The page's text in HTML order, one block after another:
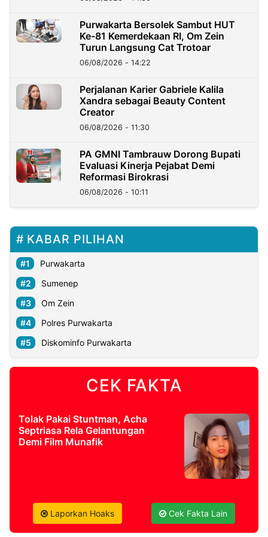
Purwakarta Bersolek Sambut HUT
Ke-81 Kemerdekaan RI, Om Zein
Turun Langsung Cat Trotoar
06/08/2026 - 14:22
Perjalanan Karier Gabriele Kalila
Xandra sebagai Beauty Content
Creator
06/08/2026 - 11:30
PA GMNI Tambrauw Dorong Bupati
Evaluasi Kinerja Pejabat Demi
Reformasi Birokrasi
06/08/2026 - 10:11
KABAR PILIHAN
Purwakarta
Sumenep
Om Zein
Polres Purwakarta
Diskominfo Purwakarta
CEK FAKTA
Tolak Pakai Stuntman, Acha
Septriasa Rela Gelantungan
Demi Film Munafik
Laporkan Hoaks Cek Fakta Lain